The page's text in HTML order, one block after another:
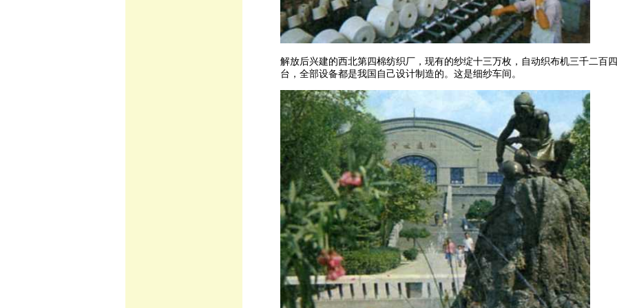
解放后兴建的西北第四棉纺织厂，现有的纱绽十三万枚，自动织布机三千二百
台，全部设备都是我国自己设计制造的。这是细纱车间。